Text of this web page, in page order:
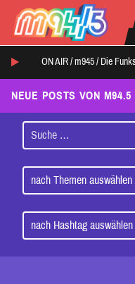
ON AIR / m945 / Die
NEUE POSTS VON M94.5